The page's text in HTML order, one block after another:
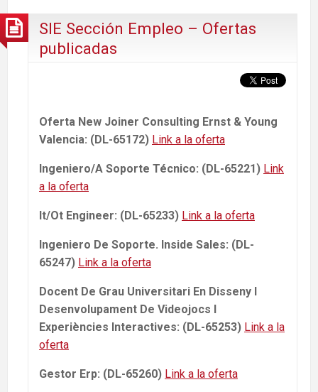
SIE Sección Empleo – Ofertas
publicadas
Oferta New Joiner Consulting Ernst & Young
Valencia: (DL-65172) Link a la oferta
Ingeniero/A Soporte Técnico: (DL-65221) Link
a la oferta
It/Ot Engineer: (DL-65233) Link a la oferta
Ingeniero De Soporte. Inside Sales: (DL-
65247) Link a la oferta
Docent De Grau Universitari En Disseny I
Desenvolupament De Videojocs I
Experiències Interactives: (DL-65253) Link a la
oferta
Gestor Erp: (DL-65260) Link a la oferta